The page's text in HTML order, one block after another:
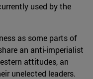
used by the
as some parts of
an anti-imperialist
attitudes, an
unelected leaders.